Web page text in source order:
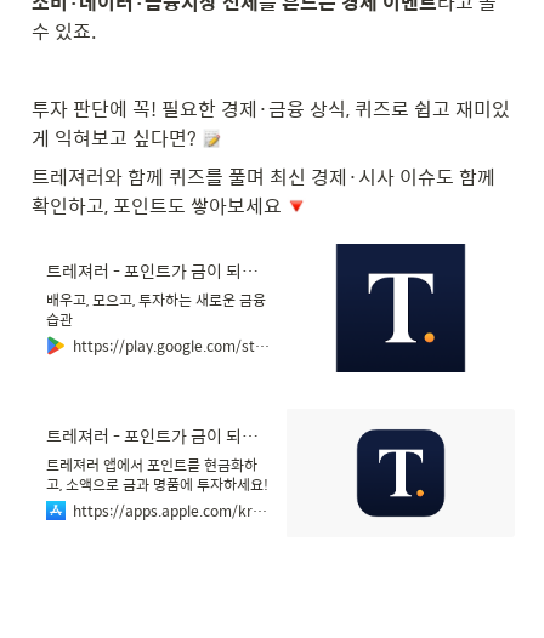
수 있죠.
투자 판단에 꼭! 필요한 경제·금융 상식, 퀴즈로 쉽고 재미있
게 익혀보고 싶다면?
트레져러와 함께 퀴즈를 풀며 최신 경제·시사 이슈도 함께
확인하고, 포인트도 쌓아보세요
트레져러 - 포인트가 금이 되는 공간 - Google Play 앱
배우고, 모으고, 투자하는 새로운 금융
습관
https://play.google.com/store/apps/details?id=com.treasurer.app&hl=ko
‎트레져러 - 포인트가 금이 되는 공간
‎트레져러 앱에서 포인트를 현금화하
고, 소액으로 금과 명품에 투자하세요!
■ 포인트의 자산화, 트레져러 다양한
제휴처의 포인트와 트레져러의 자체
https://apps.apple.com/kr/app/%ED%8A%B8%EB%A0%88%EC%A0%B8%EB%9F%AC-%ED%8F%AC%EC%9D%B8%ED%8A%B8%EA%B0%80-%EA%B8%88%EC%9D%B4-%EB%90%98%EB%8A%94-%EA%B3%B5%EA%B0%84/id1610330304